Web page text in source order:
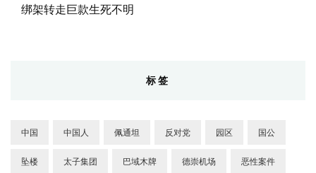
绑架转走巨款生死不明
标签
中国 中国人 佩通坦 反对党 园区 国公
坠楼 太子集团 巴域木牌 德崇机场 恶性案件